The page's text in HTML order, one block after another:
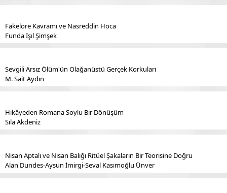
Fakelore Kavramı ve Nasreddin Hoca
Funda Işıl Şimşek
Sevgili Arsız Ölüm'ün Olağanüstü Gerçek Korkuları
M. Sait Aydın
Hikâyeden Romana Soylu Bir Dönüşüm
Sıla Akdeniz
Nisan Aptalı ve Nisan Balığı Ritüel Şakaların Bir Teorisine Doğru
Alan Dundes-Aysun İmirgi-Seval Kasımoğlu Ünver